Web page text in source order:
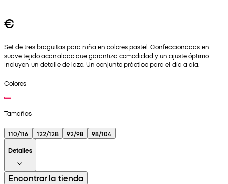
€
Set de tres braguitas para niña en colores pastel. Confeccionadas en
suave tejido acanalado que garantiza comodidad y un ajuste óptimo.
Incluyen un detalle de lazo. Un conjunto práctico para el día a día.
Colores
Tamaños
110/116 122/128 92/98
98/104
Detalles
Encontrar la tienda